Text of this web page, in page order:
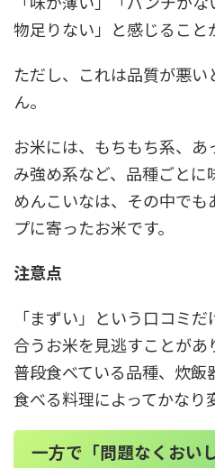
物足りない」と感じること
ただし、これは品質が悪
ん。
お米には、もちもち系、
み強め系など、品種ごとに
めんこいなは、その中で
プに寄ったお米です。
注意点
「まずい」という口コミ
合うお米を見逃すことがあ
普段食べている品種、炊飯
食べる料理によってかなり
一方で「問題なくおい